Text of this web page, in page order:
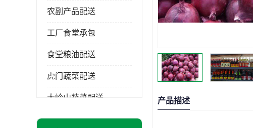
农副产品配送
工厂食堂承包
食堂粮油配送
虎门蔬菜配送
大岭山蔬菜配送
长安蔬菜配送
产品描述